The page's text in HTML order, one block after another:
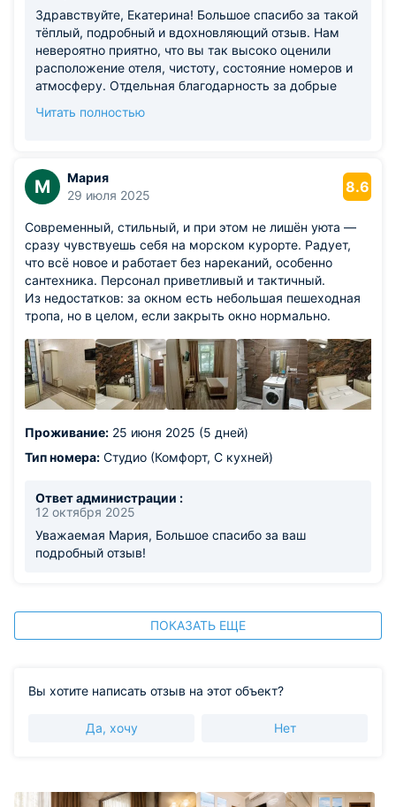
Здравствуйте, Екатерина! Большое спасибо за такой
тёплый, подробный и вдохновляющий отзыв. Нам
невероятно приятно, что вы так высоко оценили
расположение отеля, чистоту, состояние номеров и
атмосферу. Отдельная благодарность за добрые
очень важно, чтобы гости чувствовали комфорт, уют
ощущение новизны. Особенно приятно, что вы уже
рекомендуете наш отель другим гостям — это
самая высокая оценка нашей работы. Будем
искренне рады видеть вас снова в «Сочи Галерея
Парк»! С теплом и заботой, Администрация отеля
«Сочи Галерея Парк»
Читать полностью
М
Мария
29 июля 2025
8.6
Современный, стильный, и при этом не лишён уюта —
сразу чувствуешь себя на морском курорте. Радует,
что всё новое и работает без нареканий, особенно
сантехника. Персонал приветливый и тактичный.
Из недостатков: за окном есть небольшая пешеходная
тропа, но в целом, если закрыть окно нормально.
Проживание: 25 июня 2025 (5 дней)
Тип номера: Студио (Комфорт, С кухней)
Ответ администрации :
12 октября 2025
Уважаемая Мария, Большое спасибо за ваш
подробный отзыв!
ПОКАЗАТЬ ЕЩЕ
Вы хотите написать отзыв на этот объект?
Да, хочу Нет